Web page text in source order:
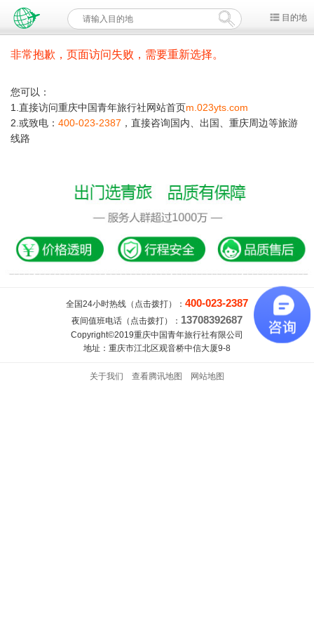
目的地
非常抱歉，页面访问失败，需要重新选择。
您可以：
1.直接访问重庆中国青年旅行社网站首页m.023yts.com
2.或致电： 400-023-2387 ，直接咨询国内、出国、重庆周边等旅游
线路
全国24小时热线（点击拨打）： 400-023-2387
夜间值班电话（点击拨打）： 13708392687
Copyright©2019重庆中国青年旅行社有限公司
地址：重庆市江北区观音桥中信大厦9-8
关于我们 查看腾讯地图 网站地图